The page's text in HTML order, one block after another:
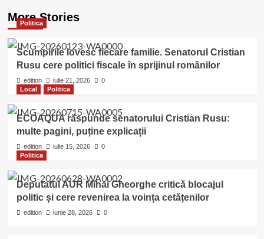
More Stories
Politica
Scumpirile lovesc fiecare familie. Senatorul Cristian
Rusu cere politici fiscale în sprijinul românilor
edition iulie 21, 2026
0
Local
Politica
ECOAQUA răspunde senatorului Cristian Rusu:
multe pagini, puține explicații
edition iulie 15, 2026
0
Politica
Deputatul AUR Mihai Gheorghe critică blocajul
politic și cere revenirea la voința cetățenilor
edition iunie 28, 2026 0